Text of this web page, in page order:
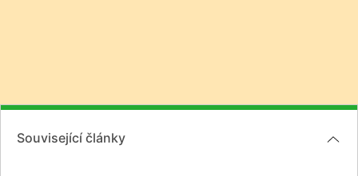
Související články